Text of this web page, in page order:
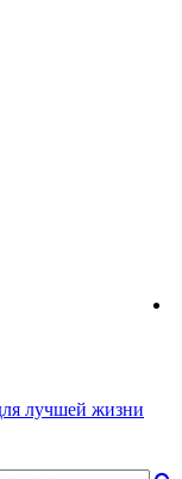
лучшей жизни